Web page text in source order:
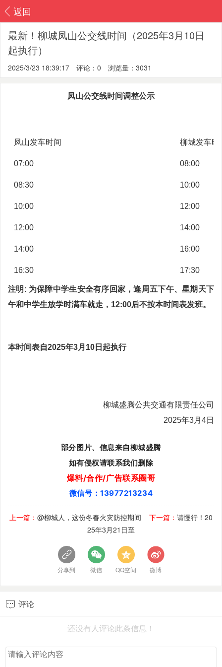
返回
最新！柳城凤山公交线时间（2025年3月10日
起执行）
2025/3/23 18:39:17 评论：0 浏览量：3031
凤山公交线时间调整公示
凤山发车时间 柳城发车时
07:00 08:00
08:30 10:00
10:00 12:00
12:00 14:00
14:00 16:00
16:30 17:30
注明: 为保障中学生安全有序回家，逢周五下午、星期天下
午和中学生放学时满车就走，12:00后不按本时间表发班。
本时间表自2025年3月10日起执行
柳城盛腾公共交通有限责任公司
2025年3月4日
部分图片、信息来自柳城盛腾
如有侵权请联系我们删除
爆料/合作/广告联系圈哥
微信号：13977213234
上一篇： @柳城人，这份冬春火灾防控期间 下一篇： 请慢行！20
25年3月21日至
分享到 微信 QQ空间 微博
 评论
还没有人评论此条信息！